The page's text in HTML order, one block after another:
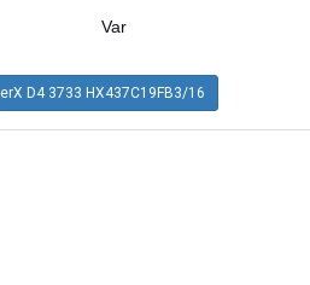
Var
D4 3733 HX437C19FB3/16